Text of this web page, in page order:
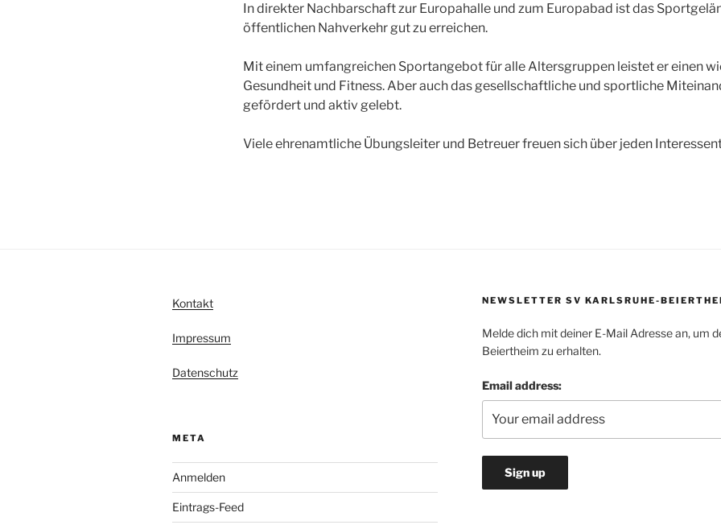
In direkter Nachbarschaft zur Europahalle und zum Europabad ist das
öffentlichen Nahverkehr gut zu erreichen.
Mit einem umfangreichen Sportangebot für alle Altersgruppen leistet er einen
Gesundheit und Fitness. Aber auch das gesellschaftliche und sportliche
gefördert und aktiv gelebt.
Viele ehrenamtliche Übungsleiter und Betreuer freuen sich über jeden
Kontakt
Impressum
Datenschutz
META
Anmelden
Eintrags-Feed
NEWSLETTER SV KARLSRUHE-
Melde dich mit deiner E-Mail Adresse an, um
Beiertheim zu erhalten.
Email address: